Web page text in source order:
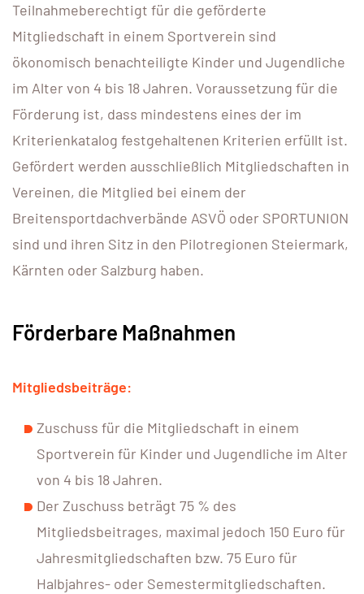
Teilnahmeberechtigt für die geförderte
Mitgliedschaft in einem Sportverein sind
ökonomisch benachteiligte Kinder und Jugendliche
im Alter von 4 bis 18 Jahren. Voraussetzung für die
Förderung ist, dass mindestens eines der im
Kriterienkatalog festgehaltenen Kriterien erfüllt ist.
Gefördert werden ausschließlich Mitgliedschaften in
Vereinen, die Mitglied bei einem der
Breitensportdachverbände ASVÖ oder SPORTUNION
sind und ihren Sitz in den Pilotregionen Steiermark,
Kärnten oder Salzburg haben.
Förderbare Maßnahmen
Mitgliedsbeiträge:
Zuschuss für die Mitgliedschaft in einem
Sportverein für Kinder und Jugendliche im Alter
von 4 bis 18 Jahren.
Der Zuschuss beträgt 75 % des
Mitgliedsbeitrages, maximal jedoch 150 Euro für
Jahresmitgliedschaften bzw. 75 Euro für
Halbjahres- oder Semestermitgliedschaften.